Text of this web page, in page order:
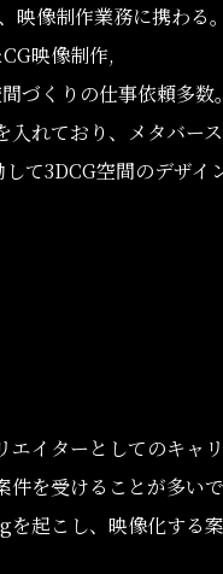
映像制作業務に携わる。
CG映像制作,
づくりの仕事依頼多数。
入れており、メタバー
て3DCG空間のデザイ
エイターとしてのキャ
件を受けることが多い
起こし、映像化する案